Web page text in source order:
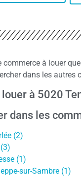
commerce à louer
dans les
à 5020
dans les
(2)
(1)
sur-Sambre (1)